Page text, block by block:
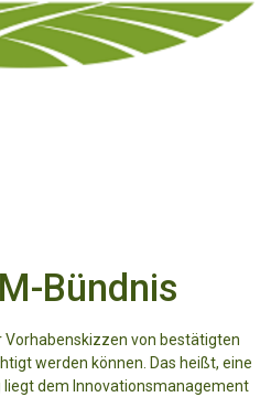
Bündnis
Vorhabenskizzen von bestätigten
werden können. Das heißt, eine
dem Innovationsmanagement